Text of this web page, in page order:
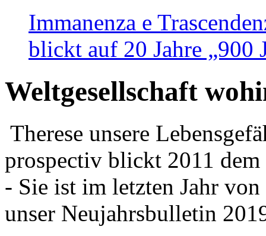
Immanenza e
blickt auf 20 Jahre „900
Weltgesellschaft
Therese unsere
prospectiv blickt 2011
- Sie ist im letzten Jahr
unser Neujahrsbulletin